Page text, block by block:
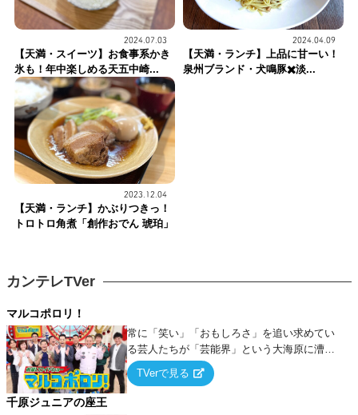
2024.07.03
【天満・スイーツ】お食事系かき
氷も！年中楽しめる天五中崎...
2024.04.09
【天満・ランチ】上品に甘ーい！
泉州ブランド・犬鳴豚✖️淡...
2023.12.04
【天満・ランチ】かぶりつきっ！
トロトロ角煮「創作おでん 琥珀」
カンテレTVer
マルコポロリ！
常に「笑い」「おもしろさ」を追い求めてい
る芸人たちが「芸能界」という大海原に漕ぎ
出でて、新たなオモシロ人間を発掘する！
TVerで見る
千原ジュニアの座王